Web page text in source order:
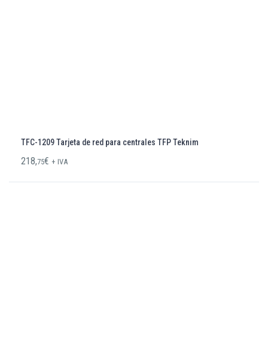
TFC-1209 Tarjeta de red para centrales TFP Teknim
218,75€ + IVA